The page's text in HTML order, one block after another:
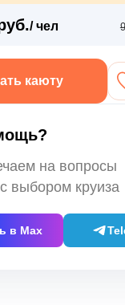
/ чел
каюту
на вопросы
выбором круиза
в Max